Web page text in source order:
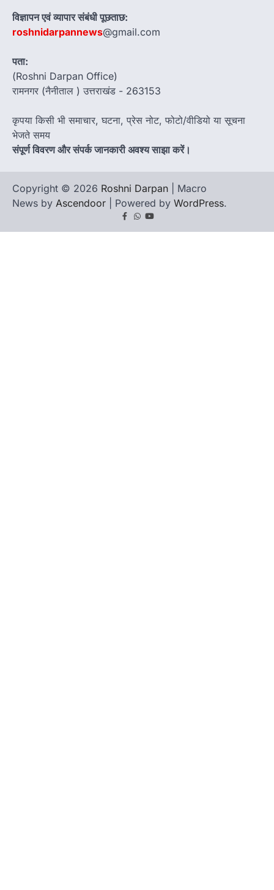
विज्ञापन एवं व्यापार संबंधी पूछताछ:
roshnidarpannews@gmail.com
पता:
(Roshni Darpan Office)
रामनगर (नैनीताल ) उत्तराखंड - 263153
कृपया किसी भी समाचार, घटना, प्रेस नोट, फोटो/वीडियो या सूचना
भेजते समय
संपूर्ण विवरण और संपर्क जानकारी अवश्य साझा करें।
Copyright © 2026 Roshni Darpan | Macro
News by Ascendoor | Powered by WordPress.
Facebook
Whatsapp
youtube